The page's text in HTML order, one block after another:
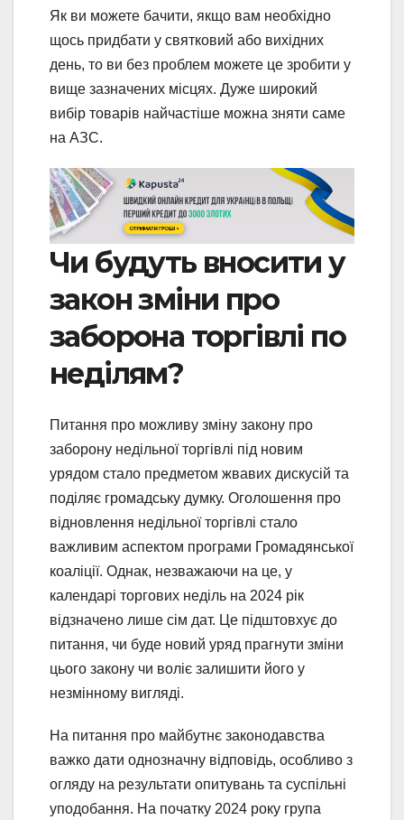
Як ви можете бачити, якщо вам необхідно
щось придбати у святковий або вихідних
день, то ви без проблем можете це зробити у
вище зазначених місцях. Дуже широкий
вибір товарів найчастіше можна зняти саме
на АЗС.
Чи будуть вносити у
закон зміни про
заборона торгівлі по
неділям?
Питання про можливу зміну закону про
заборону недільної торгівлі під новим
урядом стало предметом жвавих дискусій та
поділяє громадську думку. Оголошення про
відновлення недільної торгівлі стало
важливим аспектом програми Громадянської
коаліції. Однак, незважаючи на це, у
календарі торгових неділь на 2024 рік
відзначено лише сім дат. Це підштовхує до
питання, чи буде новий уряд прагнути зміни
цього закону чи воліє залишити його у
незмінному вигляді.
На питання про майбутнє законодавства
важко дати однозначну відповідь, особливо з
огляду на результати опитувань та суспільні
уподобання. На початку 2024 року група